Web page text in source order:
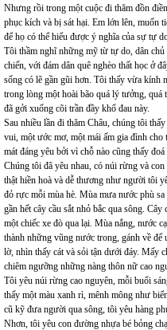
Nhưng rồi trong một cuộc đi thăm đồn
phục kích và bị sát hại. Em lớn lên, muốn
để họ có thể hiểu được ý nghĩa của sự tự
Tôi thầm nghĩ những mỹ từ tự do, dân
chiến, với đám dân quê nghèo thất học ở
sống có lẽ gần gũi hơn. Tôi thấy vừa kính
trong lòng một hoài bão quá lý tưởng,
đã gởi xuống cõi trần đầy khổ đau này.
Sau nhiều lần đi thăm Châu, chúng tôi
vui, một ước mơ, một mái ấm gia đình
mát đáng yêu bởi vì chỗ nào cũng thấy
Chúng tôi đã yêu nhau, có núi rừng và
thật hiền hoà và dễ thương như người tôi
đỏ rực mỗi mùa hè. Mùa mưa nước phù
gần hết cây cầu sắt nhỏ bắc qua sông.
một chiếc xe đò qua lại. Mùa nắng, nước
thành những vũng nước trong, gánh về
lờ, nhìn thấy cát và sỏi tận dưới đáy. Mấy
chiêm ngưỡng những nàng thôn nữ cao
Tôi yêu núi rừng cao nguyên, mỗi buổi
thấy một màu xanh rì, mênh mông như
cũ kỹ đưa người qua sông, tôi yêu hàng
Nhơn, tôi yêu con đường nhựa bé bỏng